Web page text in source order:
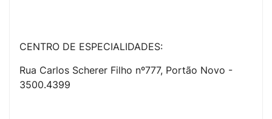
CENTRO DE ESPECIALIDADES:
Rua Carlos Scherer Filho nº777, Portão Novo -
3500.4399